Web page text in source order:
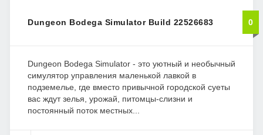
Dungeon Bodega Simulator Build 22526683 0
Dungeon Bodega Simulator - это уютный и необычный
симулятор управления маленькой лавкой в
подземелье, где вместо привычной городской суеты
вас ждут зелья, урожай, питомцы-слизни и
постоянный поток местных...